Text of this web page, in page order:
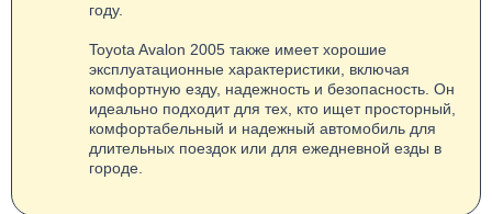
году.
Toyota Avalon 2005 также имеет хорошие
эксплуатационные характеристики, включая
комфортную езду, надежность и безопасность. Он
идеально подходит для тех, кто ищет просторный,
комфортабельный и надежный автомобиль для
длительных поездок или для ежедневной езды в
городе.